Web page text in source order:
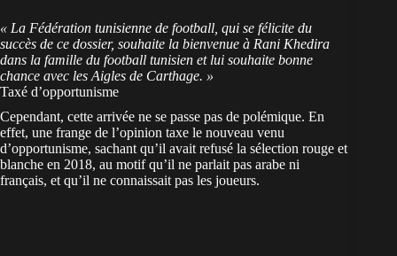
« La Fédération tunisienne de football, qui se félicite du
succès de ce dossier, souhaite la bienvenue à Rani Khedira
dans la famille du football tunisien et lui souhaite bonne
chance avec les Aigles de Carthage. »
Taxé d’opportunisme
Cependant, cette arrivée ne se passe pas de polémique. En
effet, une frange de l’opinion taxe le nouveau venu
d’opportunisme, sachant qu’il avait refusé la sélection rouge et
blanche en 2018, au motif qu’il ne parlait pas arabe ni
français, et qu’il ne connaissait pas les joueurs.